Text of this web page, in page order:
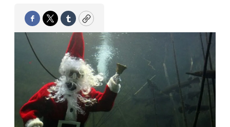
Facebook
TwitterTumblrCopy